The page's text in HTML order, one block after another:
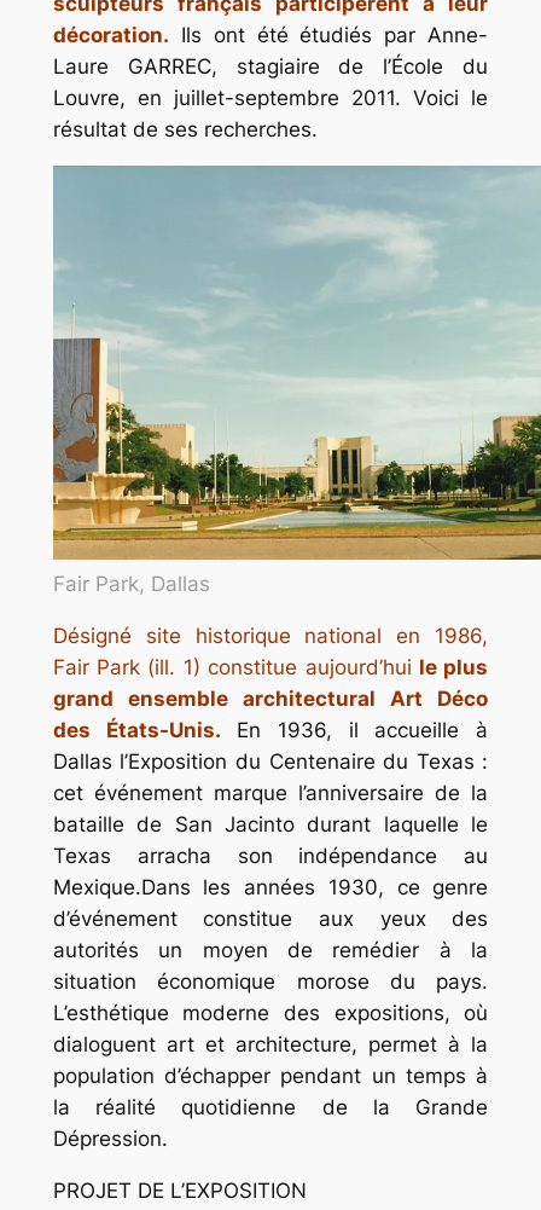
décoration. Ils ont été étudiés par Anne-
Laure GARREC, stagiaire de l’École du
Louvre, en juillet-septembre 2011. Voici le
résultat de ses recherches.
Fair Park, Dallas
Désigné site historique national en 1986,
Fair Park (ill. 1) constitue aujourd’hui le plus
grand ensemble architectural Art Déco
des États-Unis. En 1936, il accueille à
Dallas l’Exposition du Centenaire du Texas :
cet événement marque l’anniversaire de la
bataille de San Jacinto durant laquelle le
Texas arracha son indépendance au
Mexique.Dans les années 1930, ce genre
d’événement constitue aux yeux des
autorités un moyen de remédier à la
situation économique morose du pays.
L’esthétique moderne des expositions, où
dialoguent art et architecture, permet à la
population d’échapper pendant un temps à
la réalité quotidienne de la Grande
Dépression.
PROJET DE L’EXPOSITION